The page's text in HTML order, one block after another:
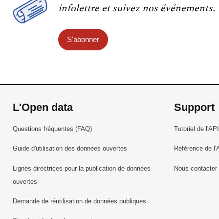
infolettre et suivez nos événements.
S'abonner
L'Open data
Questions fréquentes (FAQ)
Guide d'utilisation des données ouvertes
Lignes directrices pour la publication de données
ouvertes
Demande de réutilisation de données publiques
Support
Tutoriel de l'API
Référence de
Nous contacter